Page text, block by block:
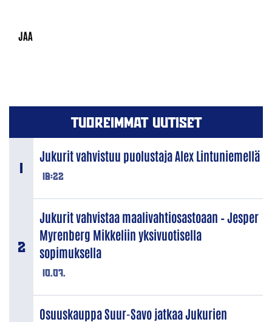
TUOREIMMAT UUTISET
18:22
Jukurit vahvistuu puolustaja Alex Lintuniemellä
10.07.
Jukurit vahvistaa maalivahtiosastoaan – Jesper
Myrenberg Mikkeliin yksivuotisella
sopimuksella
Osuuskauppa Suur-Savo jatkaa Jukurien